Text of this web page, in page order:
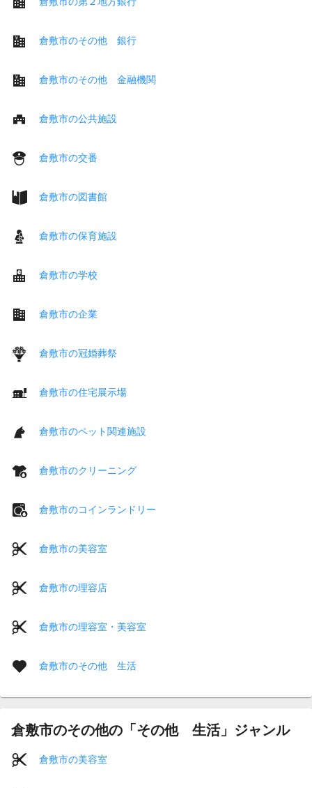
倉敷市のその他 銀行
倉敷市のその他 金融機関
倉敷市の公共施設
倉敷市の交番
倉敷市の図書館
倉敷市の保育施設
倉敷市の学校
倉敷市の企業
倉敷市の冠婚葬祭
倉敷市の住宅展示場
倉敷市のペット関連施設
倉敷市のクリーニング
倉敷市のコインランドリー
倉敷市の美容室
倉敷市の理容店
倉敷市の理容室・美容室
倉敷市のその他 生活
倉敷市のその他の「その他 生活」ジャンル
倉敷市の美容室